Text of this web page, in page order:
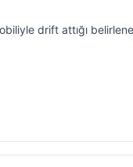
drift attığı